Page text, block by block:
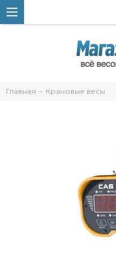
Главная Крановые весы